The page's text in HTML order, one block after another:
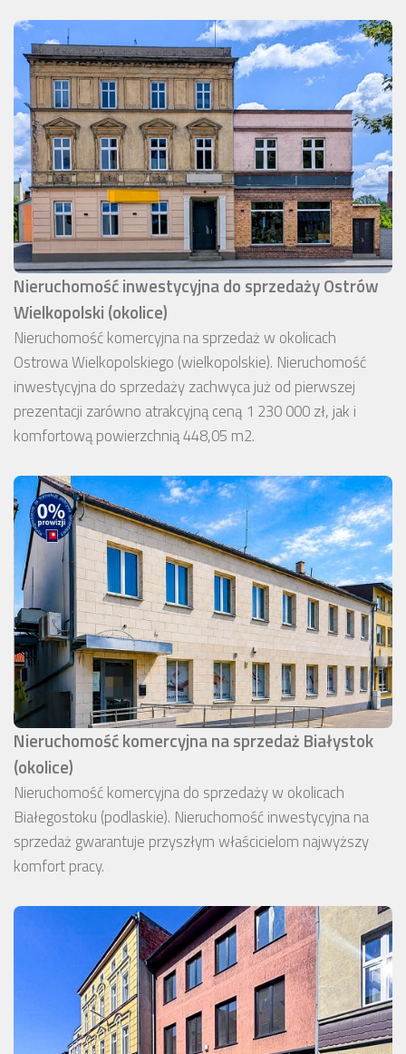
Nieruchomość inwestycyjna do sprzedaży Ostrów
Wielkopolski (okolice)
Nieruchomość komercyjna na sprzedaż w okolicach
Ostrowa Wielkopolskiego (wielkopolskie). Nieruchomość
inwestycyjna do sprzedaży zachwyca już od pierwszej
prezentacji zarówno atrakcyjną ceną 1 230 000 zł, jak i
komfortową powierzchnią 448,05 m2.
Nieruchomość komercyjna na sprzedaż Białystok
(okolice)
Nieruchomość komercyjna do sprzedaży w okolicach
Białegostoku (podlaskie). Nieruchomość inwestycyjna na
sprzedaż gwarantuje przyszłym właścicielom najwyższy
komfort pracy.